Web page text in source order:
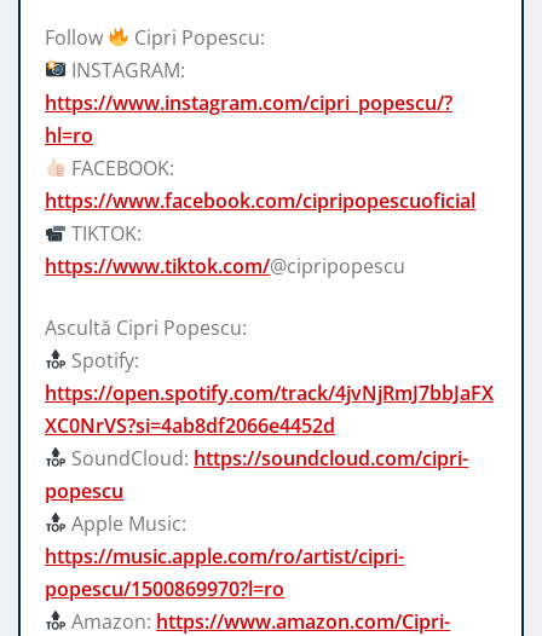
Follow
Cipri Popescu:
INSTAGRAM:
https://www.instagram.com/cipri_popescu/?
hl=ro
FACEBOOK:
https://www.facebook.com/cipripopescuoficial
TIKTOK:
https://www.tiktok.com/@cipripopescu
Ascultă Cipri Popescu:
Spotify:
https://open.spotify.com/track/4jvNjRmJ7bbJaFX
XC0NrVS?si=4ab8df2066e4452d
SoundCloud: https://soundcloud.com/cipri-
popescu
Apple Music:
https://music.apple.com/ro/artist/cipri-
popescu/1500869970?l=ro
Amazon: https://www.amazon.com/Cipri-